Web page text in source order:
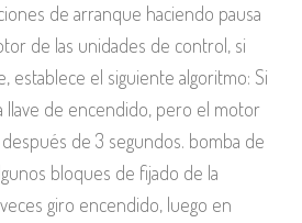
de arranque haciendo pausa
de las unidades de control, si
establece el siguiente algoritmo: Si
llave de encendido, pero el motor
de 3 segundos. bomba de
bloques de fijado de la
giro encendido, luego en